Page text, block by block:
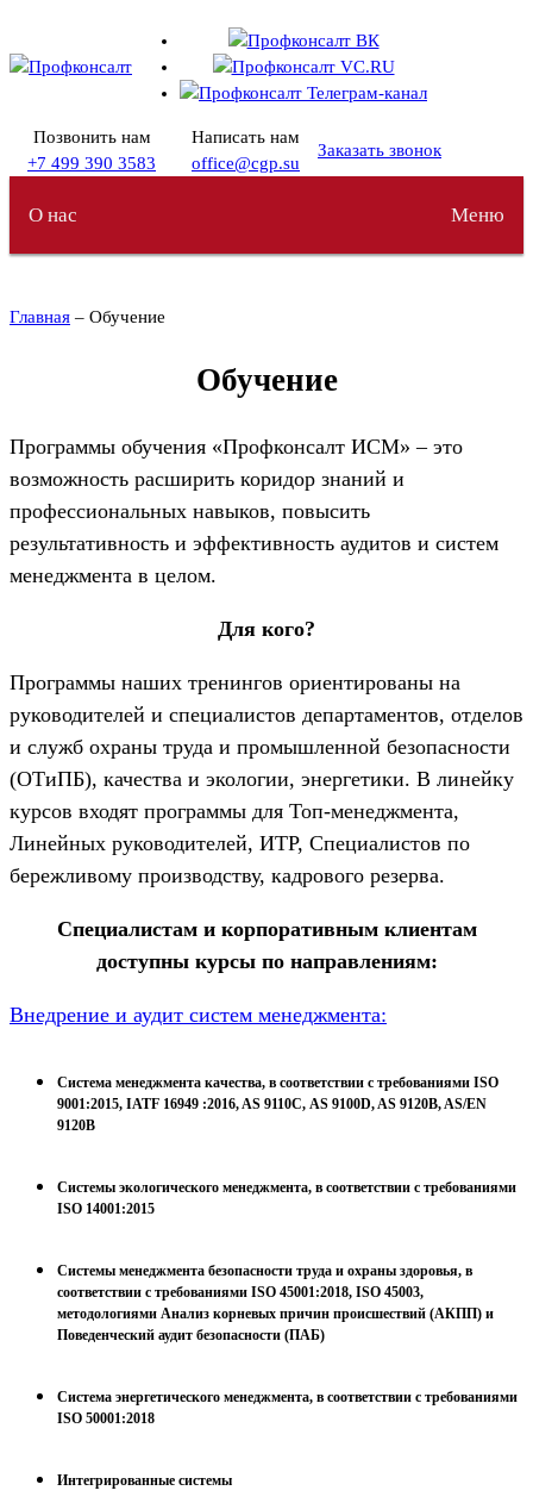
содержимому
Позвонить нам
+7 499 390 3583
Написать нам
office@cgp.su
Заказать звонок
О нас Меню
Главная – Обучение
Обучение
Программы обучения «Профконсалт ИСМ» – это
возможность расширить коридор знаний и
профессиональных навыков, повысить
результативность и эффективность аудитов и систем
менеджмента в целом.
Для кого?
Программы наших тренингов ориентированы на
руководителей и специалистов департаментов, отделов
и служб охраны труда и промышленной безопасности
(ОТиПБ), качества и экологии, энергетики. В линейку
курсов входят программы для Топ-менеджмента,
Линейных руководителей, ИТР, Специалистов по
бережливому производству, кадрового резерва.
Специалистам и корпоративным клиентам
доступны курсы по направлениям:
Внедрение и аудит систем менеджмента:
Система менеджмента качества, в соответствии с требованиями ISO
9001:2015, IATF 16949 :2016, AS 9110С, AS 9100D, AS 9120B, AS/EN
9120B
Системы экологического менеджмента, в соответствии с требованиями
ISO 14001:2015
Системы менеджмента безопасности труда и охраны здоровья, в
соответствии с требованиями ISO 45001:2018, ISO 45003,
методологиями Анализ корневых причин происшествий (АКПП) и
Поведенческий аудит безопасности (ПАБ)
Система энергетического менеджмента, в соответствии с требованиями
ISO 50001:2018
Интегрированные системы